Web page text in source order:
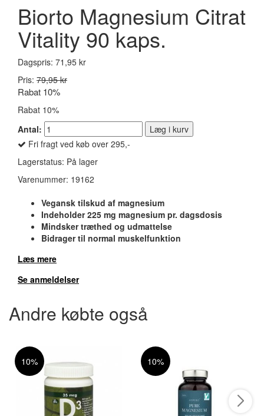
Biorto Magnesium Citrat
Vitality 90 kaps.
Dagspris: 71,95 kr
Pris: 79,95 kr
Rabat 10%
Rabat 10%
Antal:
Læg i kurv
Fri fragt ved køb over 295,-
Lagerstatus: På lager
Varenummer: 19162
Vegansk tilskud af magnesium
Indeholder 225 mg magnesium pr. dagsdosis
Mindsker træthed og udmattelse
Bidrager til normal muskelfunktion
Læs mere
Se anmeldelser
Andre købte også
10% 10%